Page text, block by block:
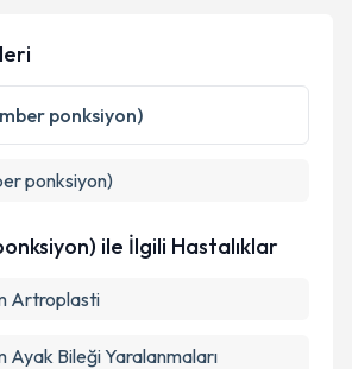
işlenmesine ilişkin
ve kişisel verilerimin belirtilen
ponksiyon)
ponksiyon)
ile İlgili Hastalıklar
Artroplasti
Ayak Bileği Yaralanmaları